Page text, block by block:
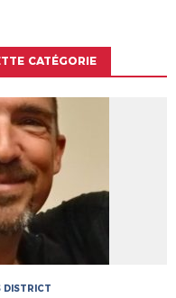
CATÉGORIE
DISTRICT